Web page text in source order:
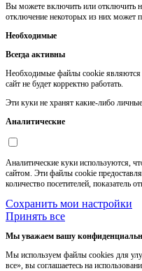
Вы можете включить или отключить
отключение некоторых из них может
Необходимые
Всегда активны
Необходимые файлы cookie являются
сайт не будет корректно работать.
Эти куки не хранят какие-либо
Аналитические
Аналитические куки используются,
сайтом. Эти файлы cookie
количество посетителей, показатель
Сохранить мои настройки
Принять все
Мы уважаем вашу
Мы используем файлы cookies для
все», вы соглашаетесь на